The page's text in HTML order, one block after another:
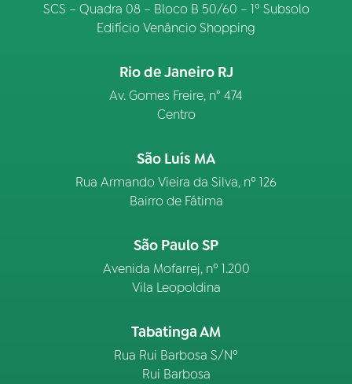
SCS – Quadra 08 – Bloco B 50/60 – 1º Subsolo
Edifício Venâncio Shopping
Rio de Janeiro RJ
Av. Gomes Freire, n° 474
Centro
São Luís MA
Rua Armando Vieira da Silva, nº 126
Bairro de Fátima
São Paulo SP
Avenida Mofarrej, nº 1.200
Vila Leopoldina
Tabatinga AM
Rua Rui Barbosa S/Nº
Rui Barbosa